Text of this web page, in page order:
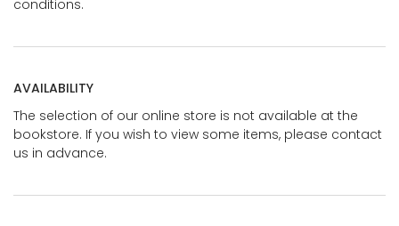
conditions.
AVAILABILITY
The selection of our online store is not available at the
bookstore. If you wish to view some items, please contact
us in advance.